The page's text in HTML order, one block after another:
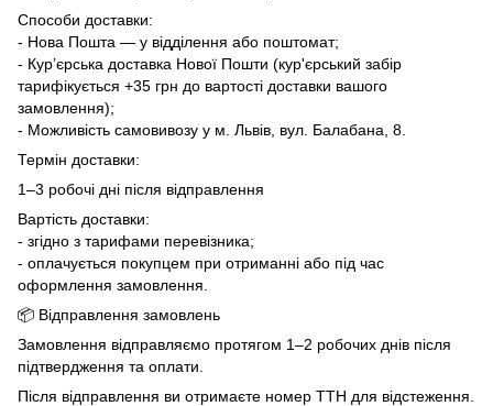
Способи доставки:
- Нова Пошта — у відділення або поштомат;
- Кур’єрська доставка Нової Пошти (кур'єрський забір
тарифікується +35 грн до вартості доставки вашого
замовлення);
- Можливість самовивозу у м. Львів, вул. Балабана, 8.
Термін доставки:
1–3 робочі дні після відправлення
Вартість доставки:
- згідно з тарифами перевізника;
- оплачується покупцем при отриманні або під час
оформлення замовлення.
📦 Відправлення замовлень
Замовлення відправляємо протягом 1–2 робочих днів після
підтвердження та оплати.
Після відправлення ви отримаєте номер ТТН для відстеження.